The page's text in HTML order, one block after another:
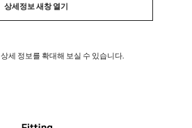
상세정보 새창 열기
상세 정보를 확대해 보실 수 있습니다.